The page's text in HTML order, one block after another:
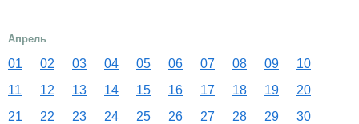
Апрель
01 02 03 04 05 06 07 08 09
10
11
12 13 14 15 16 17 18 19
20
21
22 23 24 25 26 27 28 29 30